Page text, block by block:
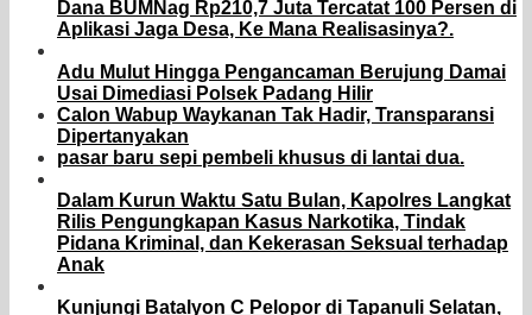
Dana BUMNag Rp210,7 Juta Tercatat 100 Persen di
Aplikasi Jaga Desa, Ke Mana Realisasinya?.
Adu Mulut Hingga Pengancaman Berujung Damai
Usai Dimediasi Polsek Padang Hilir
Calon Wabup Waykanan Tak Hadir, Transparansi
Dipertanyakan
pasar baru sepi pembeli khusus di lantai dua.
Dalam Kurun Waktu Satu Bulan, Kapolres Langkat
Rilis Pengungkapan Kasus Narkotika, Tindak
Pidana Kriminal, dan Kekerasan Seksual terhadap
Anak
Kunjungi Batalyon C Pelopor di Tapanuli Selatan,